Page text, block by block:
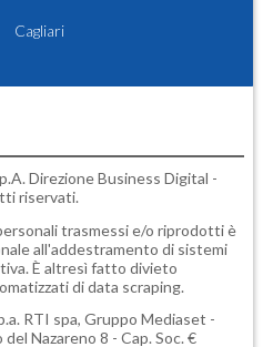
Cagliari
Direzione Business Digital -
riservati.
trasmessi e/o riprodotti è
all'addestramento di sistemi
È altresì fatto divieto
di data scraping.
RTI spa, Gruppo Mediaset -
Nazareno 8 - Cap. Soc. €